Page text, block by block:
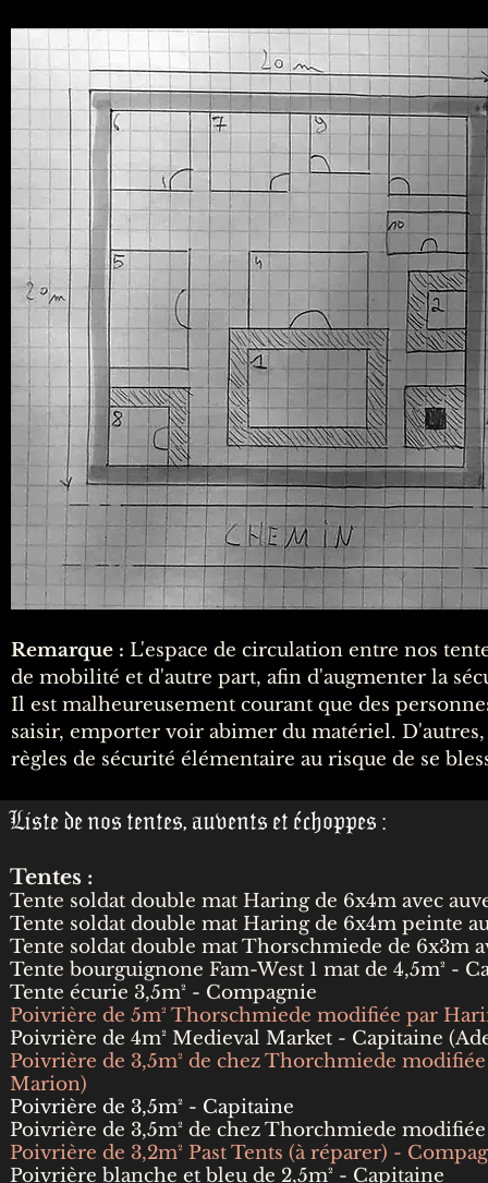
Remarque : L'espace de circulation entre nos
de mobilité et d'autre part, afin d'augmenter la
Il est malheureusement courant que des
saisir, emporter voir abimer du matériel.
règles de sécurité élémentaire au risque de se
Liste de nos tentes, auvents et échoppes :
Tentes :
Tente soldat double mat Haring de 6x4m avec
Tente soldat double mat Haring de 6x4m peinte
Tente soldat double mat Thorschmiede de 6x3m
Tente bourguignone Fam-West 1 mat de 4,5m² -
Tente écurie 3,5m² - Compagnie
Poivrière de 5m² Thorschmiede modifiée par
Poivrière de 4m² Medieval Market - Capitaine
Poivrière de 3,5m² de chez Thorchmiede
Marion)
Poivrière de 3,5m² - Capitaine
Poivrière de 3,5m² de chez Thorchmiede
Poivrière de 3,2m² Past Tents (à réparer) -
Poivrière blanche et bleu de 2,5m² - Capitaine